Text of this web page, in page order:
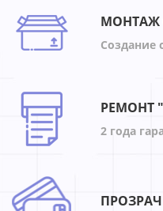
МОНТАЖ
Создание
РЕМОНТ
2 года